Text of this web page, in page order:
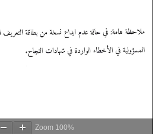
Zoom 100%